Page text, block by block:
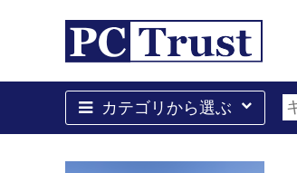
カテゴリから選ぶ